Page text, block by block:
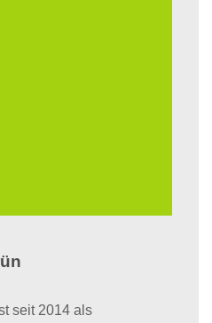
seit 2014 als